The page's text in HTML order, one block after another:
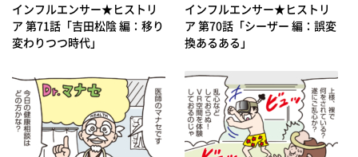
インフルエンサー★ヒストリ
ア 第71話「吉田松陰 編：移り
変わりつつ時代」
インフルエンサー★ヒストリ
ア 第70話「シーザー 編：誤変
換あるある」